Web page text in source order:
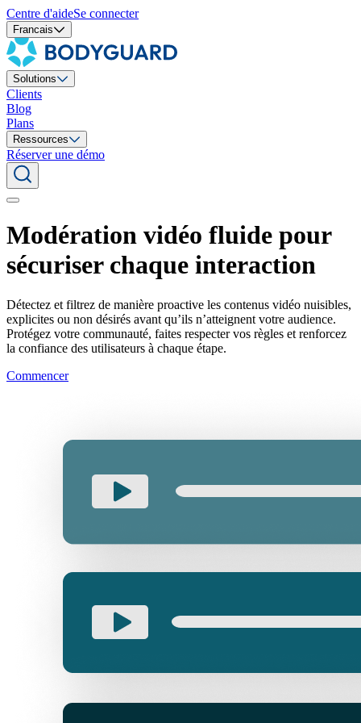
Centre d'aideSe connecter
Francais
Solutions
Clients
Blog
Plans
Ressources
Réserver une démo
Modération vidéo fluide pour
sécuriser chaque interaction
Détectez et filtrez de manière proactive les contenus vidéo nuisibles,
explicites ou non désirés avant qu’ils n’atteignent votre audience.
Protégez votre communauté, faites respecter vos règles et renforcez
la confiance des utilisateurs à chaque étape.
Commencer